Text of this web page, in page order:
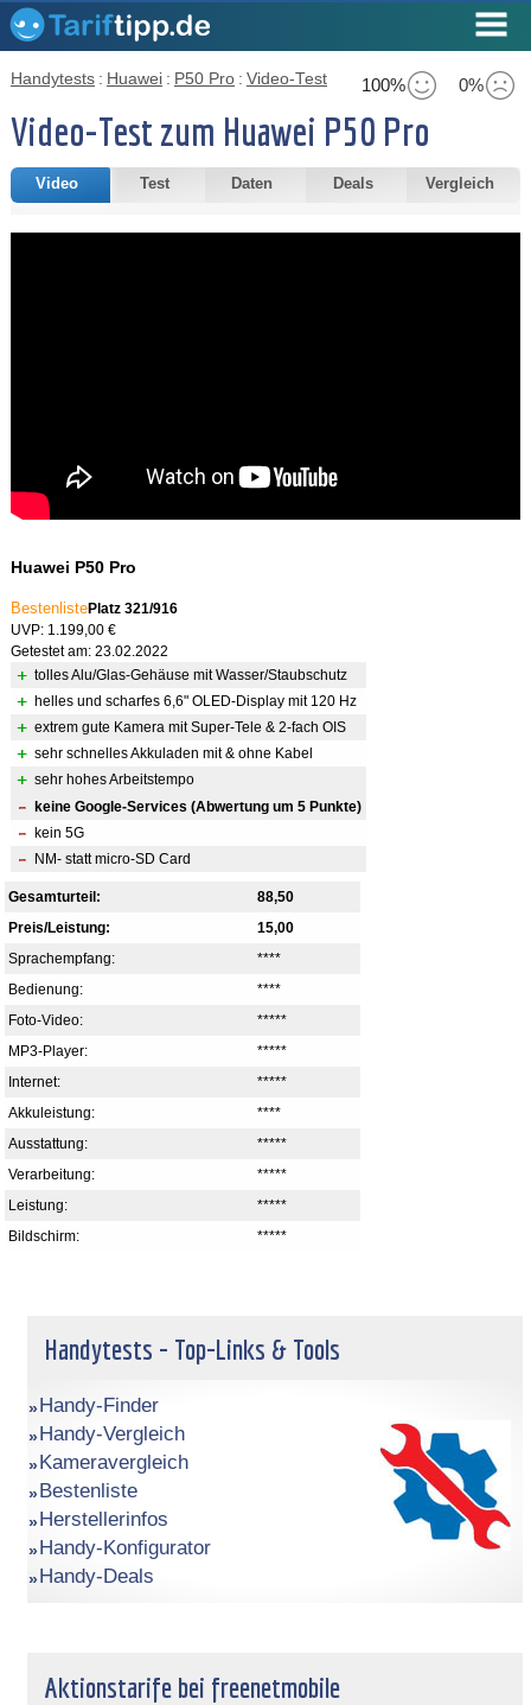
100% 0%
Handytests : Huawei : P50 Pro : Video-Test
Video-Test zum Huawei P50 Pro
Video Test Daten Deals Vergleich
Huawei P50 Pro
BestenlistePlatz 321/916
UVP: 1.199,00 €
Getestet am: 23.02.2022
tolles Alu/Glas-Gehäuse mit Wasser/Staubschutz
helles und scharfes 6,6" OLED-Display mit 120 Hz
extrem gute Kamera mit Super-Tele & 2-fach OIS
sehr schnelles Akkuladen mit & ohne Kabel
sehr hohes Arbeitstempo
keine Google-Services (Abwertung um 5 Punkte)
kein 5G
NM- statt micro-SD Card
88,50
Gesamturteil:
15,00
Preis/Leistung:
****
Sprachempfang:
****
Bedienung:
*****
Foto-Video:
*****
MP3-Player:
*****
Internet:
****
Akkuleistung:
*****
Ausstattung:
*****
Verarbeitung:
*****
Leistung:
*****
Bildschirm:
Handytests - Top-Links & Tools
Handy-Finder
Handy-Vergleich
Kameravergleich
Bestenliste
Herstellerinfos
Handy-Konfigurator
Handy-Deals
Aktionstarife bei freenetmobile